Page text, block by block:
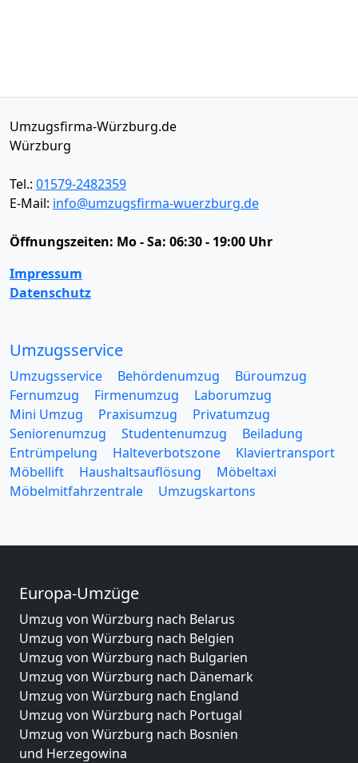
Umzugsfirma-Würzburg.de
Würzburg
Tel.: 01579-2482359
E-Mail: info@umzugsfirma-wuerzburg.de
Öffnungszeiten: Mo - Sa: 06:30 - 19:00 Uhr
Impressum
Datenschutz
Umzugsservice
Umzugsservice Behördenumzug
Büroumzug
Fernumzug
Firmenumzug
Laborumzug
Mini Umzug
Praxisumzug
Privatumzug
Seniorenumzug
Studentenumzug
Beiladung
Entrümpelung
Halteverbotszone
Klaviertransport
Möbellift
Haushaltsauflösung
Möbeltaxi
Möbelmitfahrzentrale
Umzugskartons
Europa-Umzüge
Umzug von Würzburg nach Belarus
Umzug von Würzburg nach Belgien
Umzug von Würzburg nach Bulgarien
Umzug von Würzburg nach Dänemark
Umzug von Würzburg nach England
Umzug von Würzburg nach Portugal
Umzug von Würzburg nach Bosnien
und Herzegowina